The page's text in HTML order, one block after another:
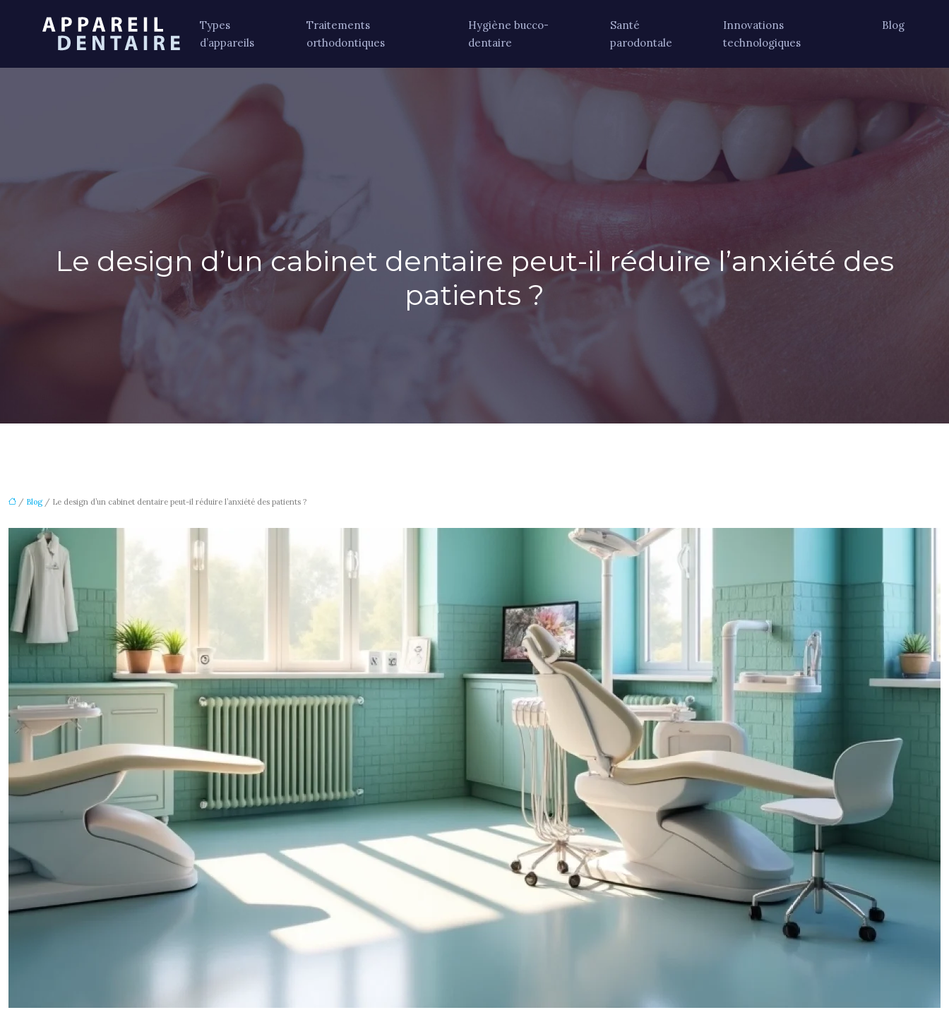
Types
d’appareils
Traitements
orthodontiques
Hygiène bucco-
dentaire
Santé
parodontale
Innovations
technologiques
Blog
Le design d’un cabinet dentaire peut-il réduire l’anxiété des
patients ?
/ Blog/ Le design d’un cabinet dentaire peut-il réduire l’anxiété des patients ?